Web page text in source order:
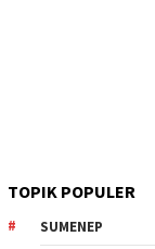
TOPIK POPULER
SUMENEP